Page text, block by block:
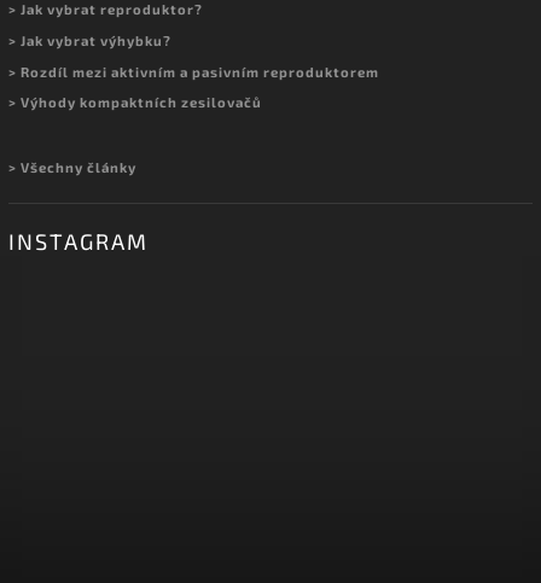
> Jak vybrat reproduktor?
> Jak vybrat výhybku?
> Rozdíl mezi aktivním a pasivním reproduktorem
> Výhody kompaktních zesilovačů
> Všechny články
INSTAGRAM